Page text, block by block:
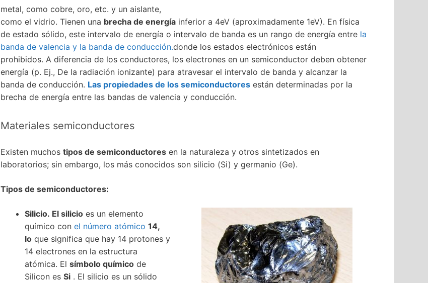
metal, como cobre, oro, etc. y un aislante,
como el vidrio. Tienen una brecha de energía inferior a 4eV (aproximadamente 1eV). En física
de estado sólido, este intervalo de energía o intervalo de banda es un rango de energía entre la
banda de valencia y la banda de conducción.donde los estados electrónicos están
prohibidos. A diferencia de los conductores, los electrones en un semiconductor deben obtener
energía (p. Ej., De la radiación ionizante) para atravesar el intervalo de banda y alcanzar la
banda de conducción. Las propiedades de los semiconductores están determinadas por la
brecha de energía entre las bandas de valencia y conducción.
Materiales semiconductores
Existen muchos tipos de semiconductores en la naturaleza y otros sintetizados en
laboratorios; sin embargo, los más conocidos son silicio (Si) y germanio (Ge).
Tipos de semiconductores:
Silicio. El silicio es un elemento
químico con el número atómico 14,
lo que significa que hay 14 protones y
14 electrones en la estructura
atómica. El símbolo químico de
Silicon es Si . El silicio es un sólido